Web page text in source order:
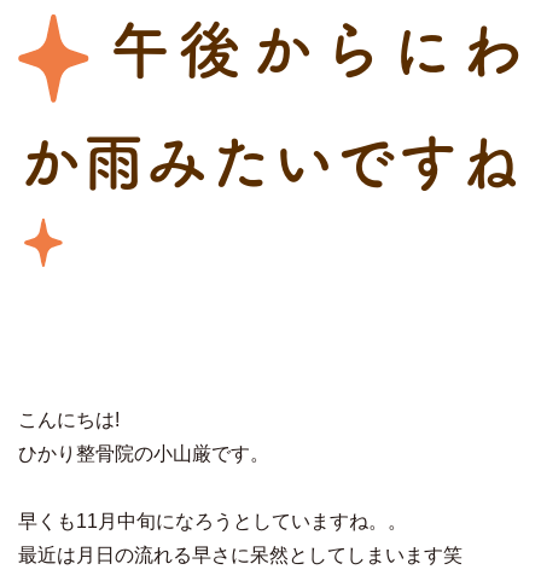
午後からにわ
か雨みたいですね
こんにちは!
ひかり整骨院の小山厳です。
早くも11月中旬になろうとしていますね。。
最近は月日の流れる早さに呆然としてしまいます笑